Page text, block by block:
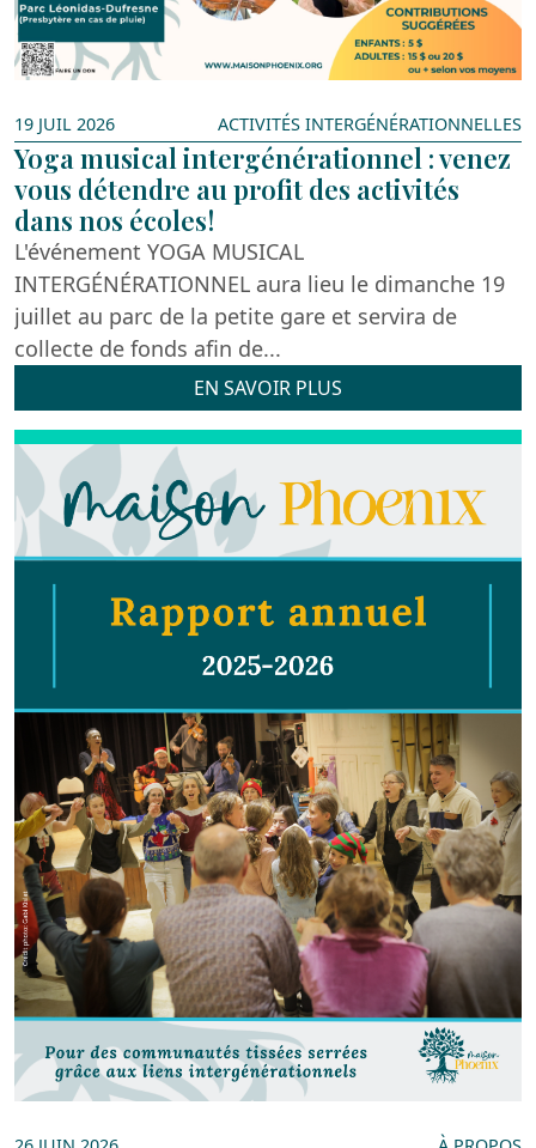
19 JUIL 2026 ACTIVITÉS INTER­GÉNÉRATIONNELLES
Yoga musical intergénérationnel : venez
vous détendre au profit des activités
dans nos écoles!
L'événement YOGA MUSICAL
INTERGÉNÉRATIONNEL aura lieu le dimanche 19
juillet au parc de la petite gare et servira de
collecte de fonds afin de...
EN SAVOIR PLUS